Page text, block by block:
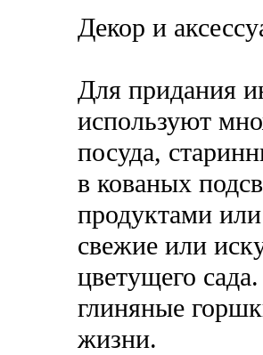
Декор и
Для придания
используют
посуда,
в кованых
продуктами
свежие или
цветущего
глиняные
жизни.